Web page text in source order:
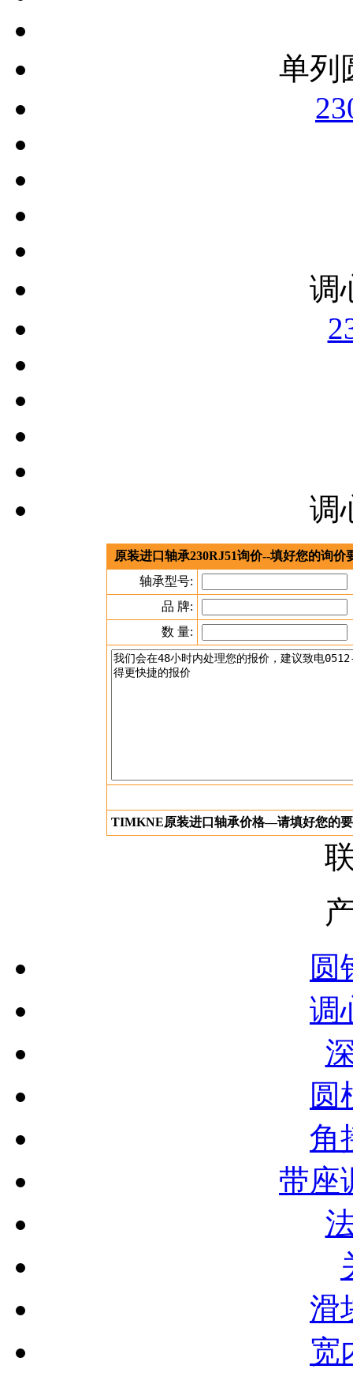
单列
调
调
原装进口轴承230RJ51询价--填好您的询价
轴承型号:
品 牌:
数 量:
TIMKNE原装进口轴承价格—请填好您的
圆
调
圆
角
带座
滑
宽